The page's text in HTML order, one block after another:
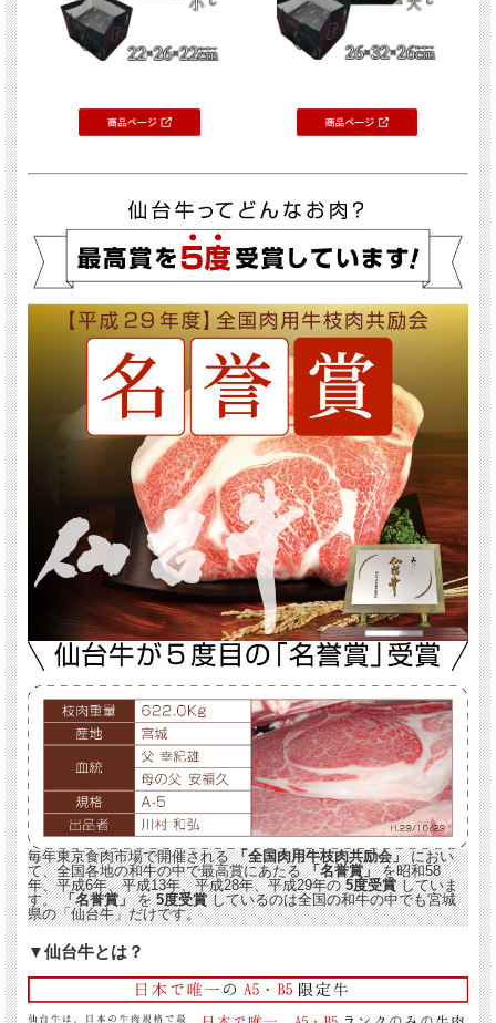
おとりよせネット「至福のお取り寄せチャンネル」タイアップ
贈答におすすめ！大判カット仙台牛サーロインステーキ
最高ランク仙台牛のサーロインステーキをご家庭で。
最高級のステーキをご家庭でお楽しみいただけます。
通常のステーキは1枚あたり150g前後が一般的ですが、当店のサーロインステーキ
は、なんとその1.5倍の大きさ200～220g/枚。 存分にやわらか・ジューシィなプ
レミアムステーキをご堪能いただけます。
毎年東京食肉市場で開催される「全国肉用牛枝肉共励会」におい
て、全国各地の和牛の中で最高賞にあたる「名誉賞」を昭和58
年、平成6年、平成13年、平成28年、平成29年の5度受賞していま
す。「名誉賞」を5度受賞しているのは全国の和牛の中でも宮城
県の「仙台牛」だけです。
▼仙台牛とは？